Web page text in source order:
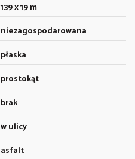
139 x 19 m
niezagospodarowana
płaska
prostokąt
brak
w ulicy
asfalt